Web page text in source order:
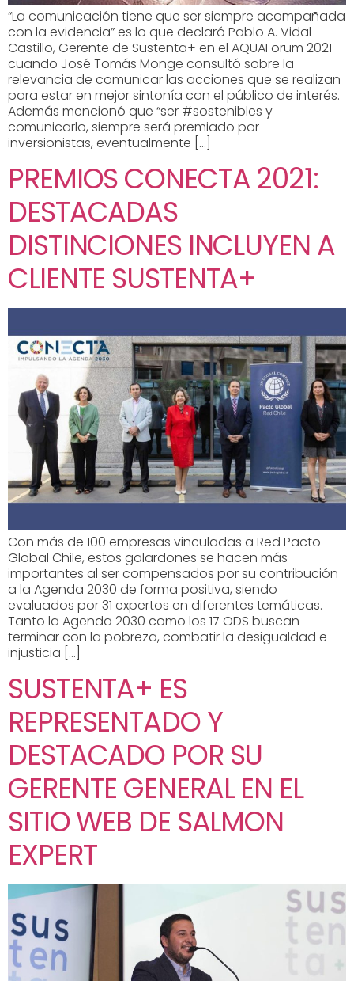
“La comunicación tiene que ser siempre acompañada
con la evidencia” es lo que declaró Pablo A. Vidal
Castillo, Gerente de Sustenta+ en el AQUAForum 2021
cuando José Tomás Monge consultó sobre la
relevancia de comunicar las acciones que se realizan
para estar en mejor sintonía con el público de interés.
Además mencionó que “ser #sostenibles y
comunicarlo, siempre será premiado por
inversionistas, eventualmente […]
PREMIOS CONECTA 2021:
DESTACADAS
DISTINCIONES INCLUYEN A
CLIENTE SUSTENTA+
Con más de 100 empresas vinculadas a Red Pacto
Global Chile, estos galardones se hacen más
importantes al ser compensados por su contribución
a la Agenda 2030 de forma positiva, siendo
evaluados por 31 expertos en diferentes temáticas.
Tanto la Agenda 2030 como los 17 ODS buscan
terminar con la pobreza, combatir la desigualdad e
injusticia […]
SUSTENTA+ ES
REPRESENTADO Y
DESTACADO POR SU
GERENTE GENERAL EN EL
SITIO WEB DE SALMON
EXPERT